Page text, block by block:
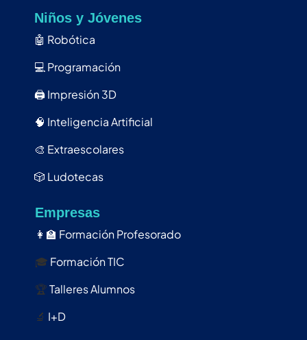
Niños y Jóvenes
🤖 Robótica
💻 Programación
🖨️Impresión 3D
🧠 Inteligencia Artificial
🎨 Extraescolares
🎲 Ludotecas
Empresas
👩‍🏫 Formación Profesorado
🎓 Formación TIC
🏆Talleres Alumnos
🔬 I+D